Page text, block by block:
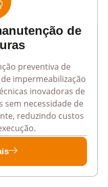
de
preventiva de
impermeabilização
inovadoras de
sem necessidade de
reduzindo custos